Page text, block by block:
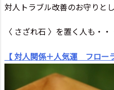
対人トラブル改善のお守りと
〈 さざれ石 〉を置く人も・・
【 対人関係＋人気運 フロー